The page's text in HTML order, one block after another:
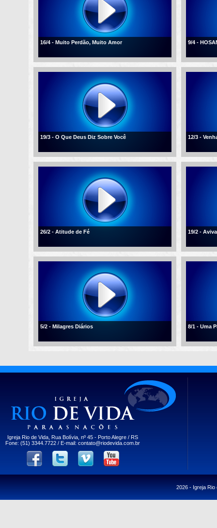
16/4 - Muito Perdão, Muito Amor 9/4 -
19/3 - O Que Deus Diz Sobre Você 12/3 -
26/2 - Atitude de Fé 19/2 -
5/2 - Milagres Diários 8/1 - Uma
Igreja Rio de Vida, Rua Bolívia, nº 45 - Porto Alegre / RS
Fone: (51) 3344.7722 / E-mail:contato@riodevida.com.br
2026 - Igreja Rio